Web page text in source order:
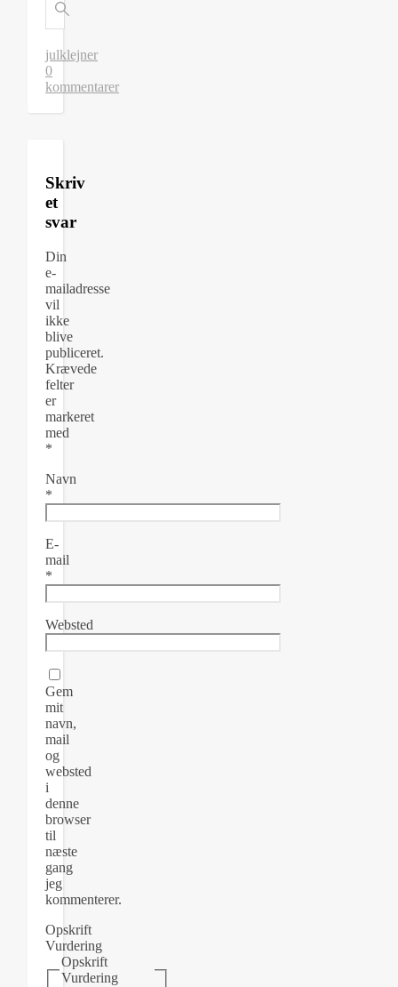
julklejner
0
kommentarer
Skriv
et
svar
Din
e-
mailadresse
vil
ikke
blive
publiceret.
Krævede
felter
er
markeret
med
*
Navn
*
E-
mail
*
Websted
Gem
mit
navn,
mail
og
websted
i
denne
browser
til
næste
gang
jeg
kommenterer.
Opskrift
Vurdering
Opskrift
Vurdering